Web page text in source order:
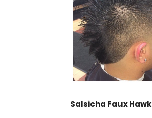
Salsicha Faux Hawk